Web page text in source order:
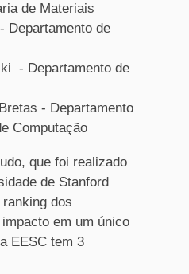
de Materiais
Departamento de
- Departamento de
- Departamento
Computação
que foi realizado
de Stanford
dos
em um único
EESC tem 3